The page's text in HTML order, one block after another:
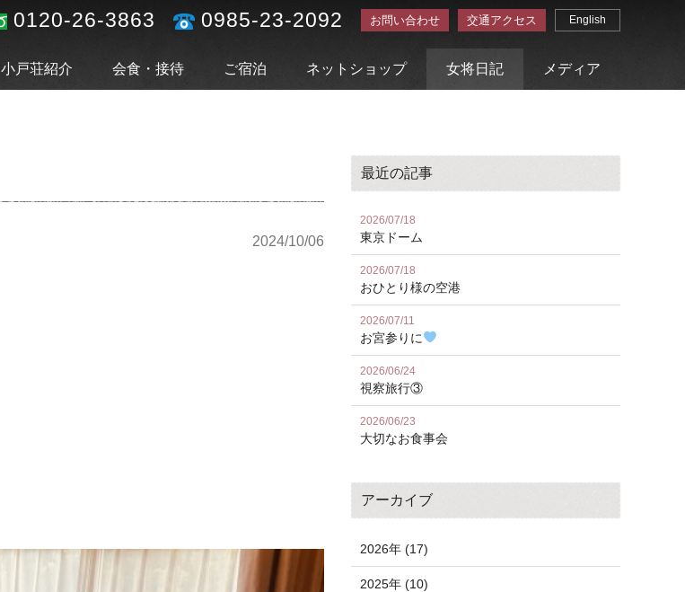
0120-26-3863 0985-23-2092 お問い合わせ 交通アクセス English
小戸荘紹介 会食・接待 ご宿泊 ネットショップ 女将日記 メディア
2024/10/06
最近の記事
2026/07/18
東京ドーム
2026/07/18
おひとり様の空港
2026/07/11
お宮参りに
2026/06/24
視察旅行③
2026/06/23
大切なお食事会
アーカイブ
2026年 (17)
2025年 (10)